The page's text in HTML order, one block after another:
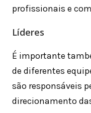
profissionais e
Líderes
É importante
de diferentes
são responsáveis
direcionamento